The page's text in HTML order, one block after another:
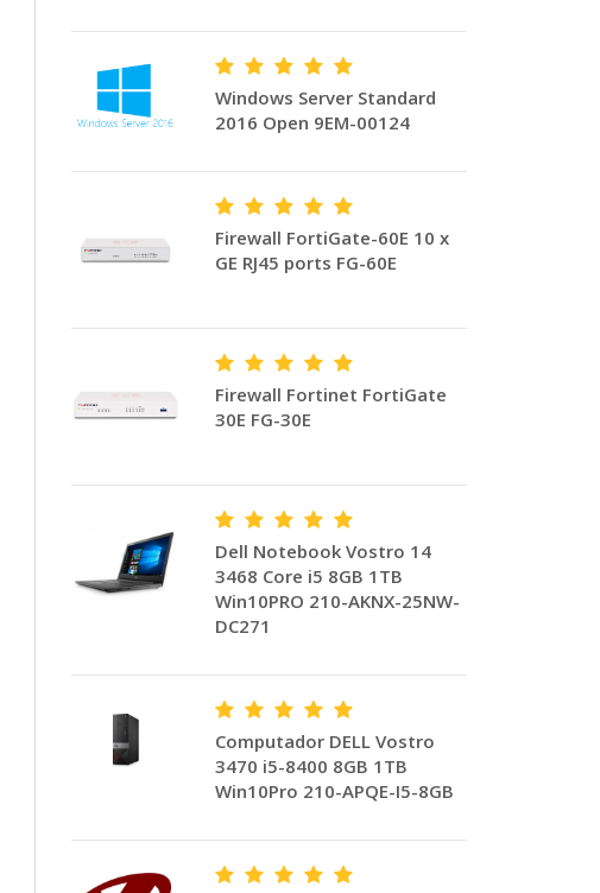
Windows Server Standard
2016 Open 9EM-00124
Firewall FortiGate-60E 10 x
GE RJ45 ports FG-60E
Firewall Fortinet FortiGate
30E FG-30E
Dell Notebook Vostro 14
3468 Core i5 8GB 1TB
Win10PRO 210-AKNX-25NW-
DC271
Computador DELL Vostro
3470 i5-8400 8GB 1TB
Win10Pro 210-APQE-I5-8GB